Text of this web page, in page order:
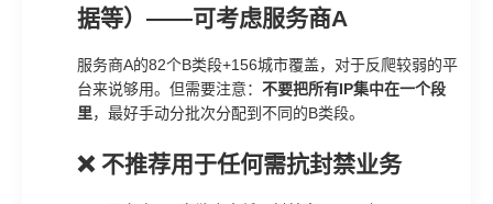
据等）——可考虑服务商A
服务商A的82个B类段+156城市覆盖，对于反爬较弱的平
台来说够用。但需要注意： 不要把所有IP集中在一个段
里，最好手动分批次分配到不同的B类段。
❌ 不推荐用于任何需抗封禁业务